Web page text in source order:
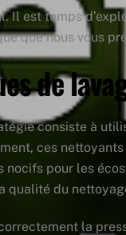
Il est temps
que nous vous
de
consiste à
ces
nocifs pour les
qualité du
la